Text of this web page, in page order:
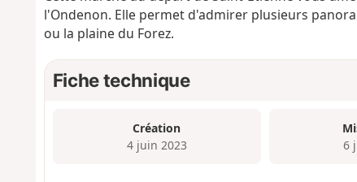
l'Ondenon. Elle permet d'admirer plusieurs
ou la plaine du Forez.
Fiche technique
Création
4 juin 2023
6